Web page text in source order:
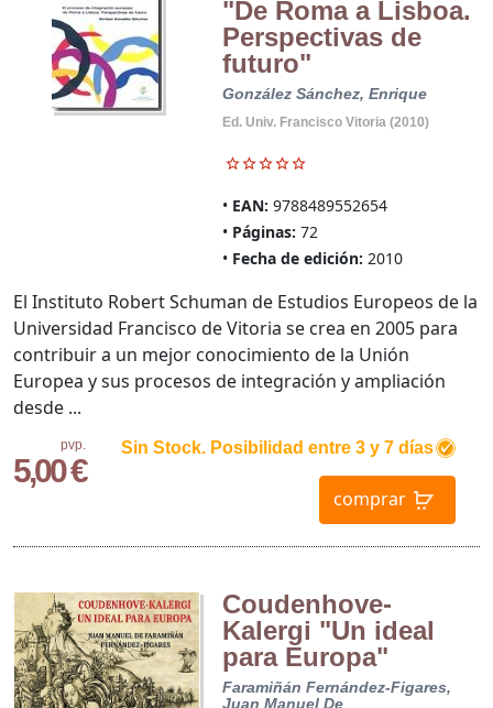
"De Roma a Lisboa.
Perspectivas de
futuro"
González Sánchez, Enrique
Ed. Univ. Francisco Vitoria (2010)
EAN: 9788489552654
Páginas: 72
Fecha de edición: 2010
pvp.
5,00 €
Sin Stock. Posibilidad entre 3 y 7 días
comprar
El Instituto Robert Schuman de Estudios Europeos de la
Universidad Francisco de Vitoria se crea en 2005 para
contribuir a un mejor conocimiento de la Unión
Europea y sus procesos de integración y ampliación
desde ...
Coudenhove-
Kalergi "Un ideal
para Europa"
Faramiñán Fernández-Figares,
Juan Manuel De